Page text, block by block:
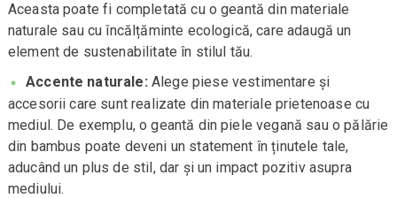
Aceasta poate fi completată cu o geantă din materiale
naturale sau cu încălțăminte ecologică, care adaugă un
element de sustenabilitate în stilul tău.
Accente naturale: Alege piese vestimentare și
accesorii care sunt realizate din materiale prietenoase cu
mediul. De exemplu, o geantă din piele vegană sau o pălărie
din bambus poate deveni un statement în ținutele tale,
aducând un plus de stil, dar și un impact pozitiv asupra
mediului.